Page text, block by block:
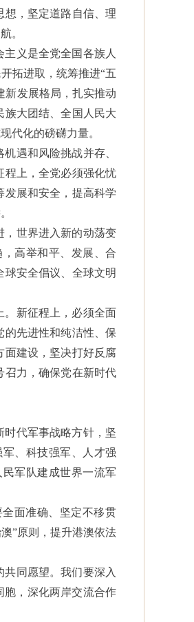
想，坚定道路自信、理
。
义是全党全国各族人
拓进取，统筹推进“五
新发展格局，扎实推动
族大团结、全国人民大
代化的磅礴力量。
遇和风险挑战并存、
程上，全党必须强化忧
发展和安全，提高科学
世界进入新的动荡变
高举和平、发展、合
安全倡议、全球文明
新征程上，必须全面
的先进性和纯洁性、保
面建设，坚决打好反腐
召力，确保党在新时代
时代军事战略方针，坚
、科技强军、人才强
军队建成世界一流军
面准确、坚定不移贯
”原则，提升港澳依法
同愿望。我们要深入
胞，深化两岸交流合作